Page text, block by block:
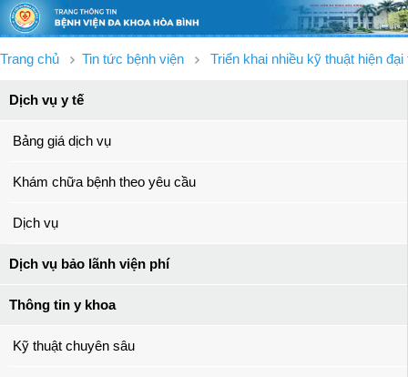
Trang chủ Tin tức bệnh viện Triển khai nhiều kỹ thuật hiện
Dịch vụ y tế
Bảng giá dịch vụ
Khám chữa bệnh theo yêu cầu
Dịch vụ
Dịch vụ bảo lãnh viện phí
Thông tin y khoa
Kỹ thuật chuyên sâu